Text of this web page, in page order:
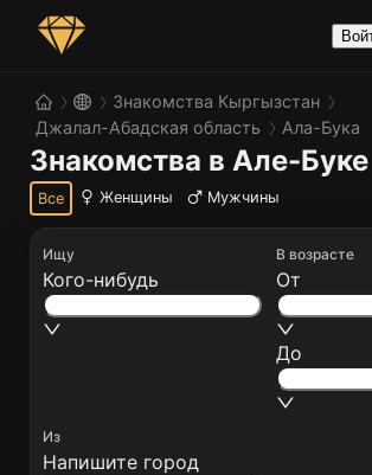
Знакомства Кыргызстан
Джалал-Абадская область
Ала-Бука
Знакомства в Але-Буке
Все Женщины Мужчины
Ищу
Кого-нибудь
Из
Напишите город
В возрасте
От
До